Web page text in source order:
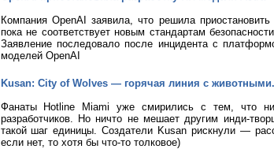
Компания OpenAI заявила, что решила
пока не соответствует новым стандартам
Заявление последовало после инцидента с
моделей OpenAI
Kusan: City of Wolves — горячая линия с
Фанаты Hotline Miami уже смирились с тем, что
разработчиков. Но ничто не мешает другим инди-
такой шаг единицы. Создатели Kusan рискнули —
если нет, то хотя бы что-то толковое)